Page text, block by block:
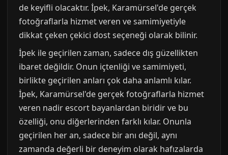
de keyifli olacaktır. İpek, Karamürsel'de gerçek
fotoğraflarla hizmet veren ve samimiyetiyle
dikkat çeken çekici dost seçeneği olarak bilinir.
İpek ile geçirilen zaman, sadece dış güzellikten
ibaret değildir. Onun içtenliği ve samimiyeti,
birlikte geçirilen anları çok daha anlamlı kılar.
İpek, Karamürsel'de gerçek fotoğraflarla hizmet
veren nadir escort bayanlardan biridir ve bu
özelliği, onu diğerlerinden farklı kılar. Onunla
geçirilen her an, sadece bir anı değil, aynı
zamanda değerli bir deneyim olarak hafızalarda